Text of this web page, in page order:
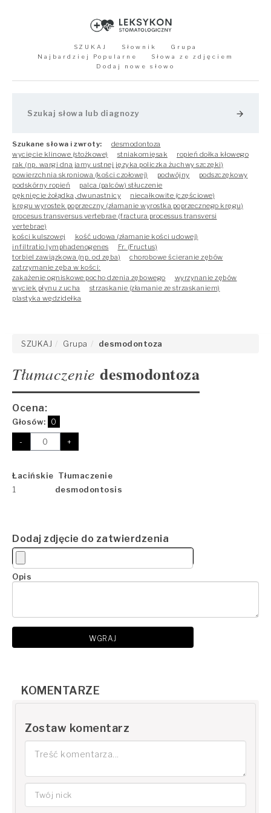
SZUKAJ Słownik
Grupa
Najbardziej Popularne
Słowa ze zdjęciem
Dodaj nowe słowo
arrow_forward
Szukane słowa i zwroty:
desmodontoza
wycięcie klinowe (stożkowe)
stniakomięsak
ropień dołka kłowego
rak (np. wargi dna jamy ustnej języka policzka żuchwy szczęki)
powierzchnia skroniowa (kości czołowej)
podwójny
podszczękowy
podskórny ropień
palca (palców) stłuczenie
pęknięcie żołądka, dwunastnicy
niecałkowite (częściowe)
kręgu wyrostek poprzeczny (złamanie wyrostka poprzecznego kręgu)
procesus transversus vertebrae (fractura processus transversi
vertebrae)
kości kulszowej
kość udowa (złamanie kości udowej)
infiltratio lymphadenogenes
Fr. (Fructus)
torbiel zawiązkowa (np. od zęba)
chorobowe ścieranie zębów
zatrzymanie zęba w kości:
zakażenie ogniskowe pocho dzenia zębowego
wyrzynanie zębów
wyciek płynu z ucha
strzaskanie (złamanie ze strzaskaniem)
plastyka wędzidełka
SZUKAJ Grupa desmodontoza
Tłumaczenie desmodontoza
Ocena:
Głosów: 0
- +
Łacińskie Tłumaczenie
1
desmodontosis
Dodaj zdjęcie do zatwierdzenia
Opis
WGRAJ
KOMENTARZE
Zostaw komentarz